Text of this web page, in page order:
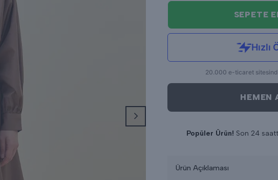
SEPETE
HEMEN
Popüler Ürün! Son 24
Ürün Açıklaması